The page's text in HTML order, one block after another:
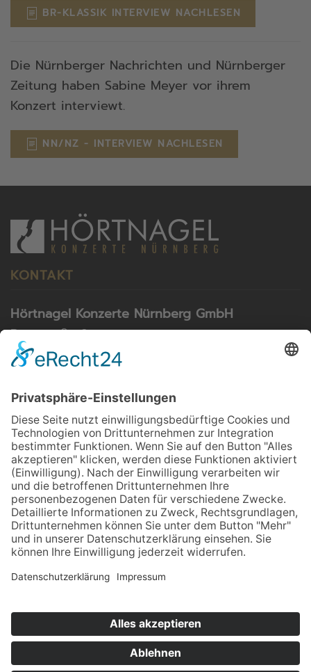
BR-KLASSIK INTERVIEW NACHLESEN
Die Nürnberger Nachrichten und Nürnberger
Zeitung haben Sabine Meyer vor ihrem
Konzert interviewt.
NN/NZ - INTERVIEW NACHLESEN
KONTAKT
Hörtnagel Konzerte Nürnberg GmbH
Rosastraße 9
79098 Freiburg
Telefon: 0911 55 80 03
Telefax: 0911 55 04 22
E-Mail:info@konzerte-hoertnagel.de
NEWSLETTER
Melden Sie sich für unseren Newsletter an und
verpassen Sie keine Konzerte und Neuigkeiten
NEWSLETTERANMELDUNG
Home Kontakt Impressum